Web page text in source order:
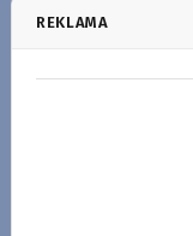
REKLAMA